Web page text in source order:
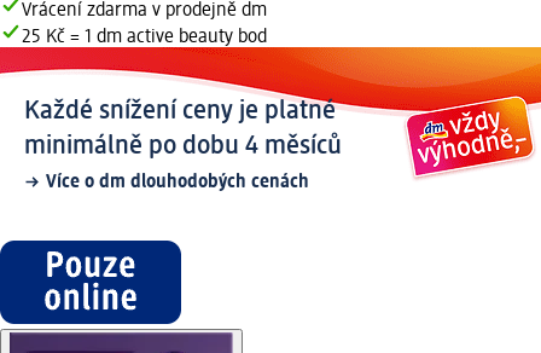
Vrácení zdarma v prodejně dm
25 Kč = 1 dm active beauty bod
Každé snížení ceny je platné
minimálně po dobu 4 měsíců
Více o dm dlouhodobých cenách